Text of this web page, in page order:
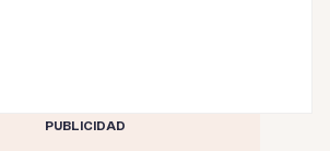
PUBLICIDAD